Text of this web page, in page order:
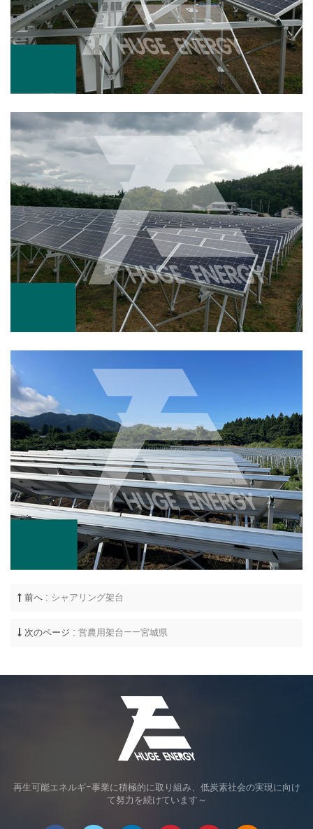
前へ : シャアリング架台
次のページ : 営農用架台——宮城県
再生可能エネルギ-事業に積極的に取り組み、低炭素社会の実現に向け
て努力を続けています～